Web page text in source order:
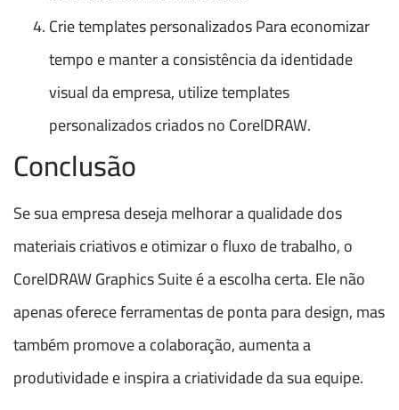
Crie templates personalizados Para economizar
tempo e manter a consistência da identidade
visual da empresa, utilize templates
personalizados criados no CorelDRAW.
Conclusão
Se sua empresa deseja melhorar a qualidade dos
materiais criativos e otimizar o fluxo de trabalho, o
CorelDRAW Graphics Suite é a escolha certa. Ele não
apenas oferece ferramentas de ponta para design, mas
também promove a colaboração, aumenta a
produtividade e inspira a criatividade da sua equipe.